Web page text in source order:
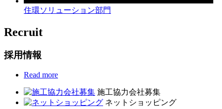
住環ソリューション部門
Recruit
採用情報
Read more
施工協力会社募集
ネットショッピング